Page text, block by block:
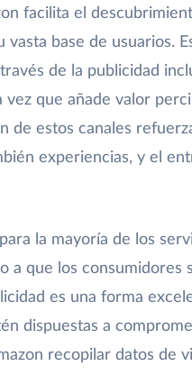
facilita el
base de usuarios.
de la publicidad
que añade valor
de estos canales
experiencias, y el
la mayoría de los
a que los consumidores
es una forma
dispuestas a
recopilar datos de